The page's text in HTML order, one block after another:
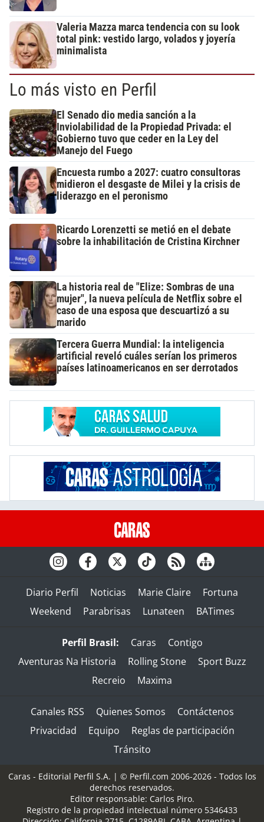
Valeria Mazza marca tendencia con su look
total pink: vestido largo, volados y joyería
minimalista
Lo más visto en Perfil
El Senado dio media sanción a la
Inviolabilidad de la Propiedad Privada: el
Gobierno tuvo que ceder en la Ley del
Manejo del Fuego
Encuesta rumbo a 2027: cuatro consultoras
midieron el desgaste de Milei y la crisis de
liderazgo en el peronismo
Ricardo Lorenzetti se metió en el debate
sobre la inhabilitación de Cristina Kirchner
La historia real de "Elize: Sombras de una
mujer", la nueva película de Netflix sobre el
caso de una esposa que descuartizó a su
marido
Tercera Guerra Mundial: la inteligencia
artificial reveló cuáles serían los primeros
países latinoamericanos en ser derrotados
Diario Perfil Noticias Marie Claire
Fortuna
Weekend
Parabrisas Lunateen BATimes
Perfil Brasil: Caras
Contigo
Aventuras Na Historia
Rolling Stone
Sport Buzz
Recreio
Maxima
Canales RSS Quienes Somos
Contáctenos
Privacidad
Equipo
Reglas de participación
Tránsito
Caras - Editorial Perfil S.A. | © Perfil.com 2006-2026 - Todos los
derechos reservados.
Editor responsable: Carlos Piro.
Registro de la propiedad intelectual número 5346433